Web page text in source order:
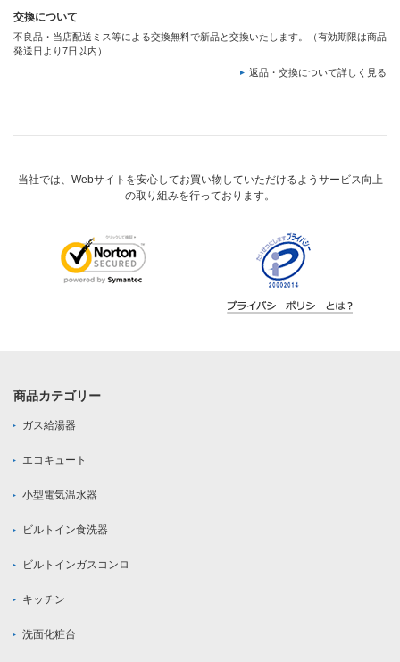
交換について
不良品・当店配送ミス等による交換無料で新品と交換いたします。（有効期限は商品
発送日より7日以内）
返品・交換について詳しく見る
当社では、Webサイトを安心してお買い物していただけるようサービス向上
の取り組みを行っております。
商品カテゴリー
ガス給湯器
エコキュート
小型電気温水器
ビルトイン食洗器
ビルトインガスコンロ
キッチン
洗面化粧台